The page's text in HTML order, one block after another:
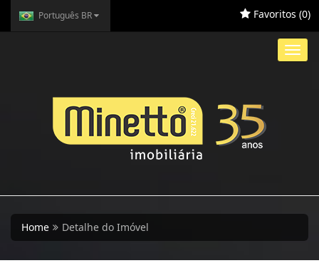
Português BR Favoritos (0)
Home Detalhe do Imóvel